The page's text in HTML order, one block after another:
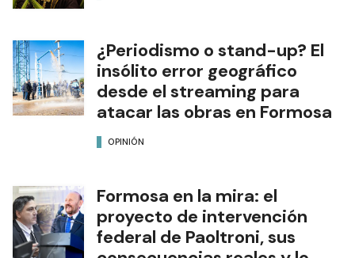
¿Periodismo o stand-up? El
insólito error geográfico
desde el streaming para
atacar las obras en Formosa
OPINIÓN
Formosa en la mira: el
proyecto de intervención
federal de Paoltroni, sus